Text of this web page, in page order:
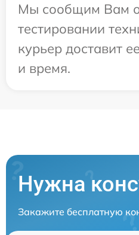
Мы сообщим Вам
тестировании
курьер доставит
и время.
Нужна
Закажите бесплатную